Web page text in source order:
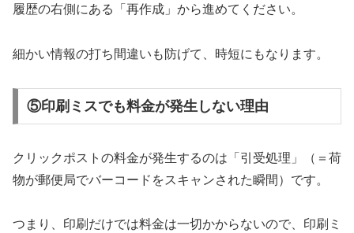
履歴の右側にある「再作成」から進めてください。
細かい情報の打ち間違いも防げて、時短にもなります。
⑤印刷ミスでも料金が発生しない理由
クリックポストの料金が発生するのは「引受処理」（＝荷
物が郵便局でバーコードをスキャンされた瞬間）です。
つまり、印刷だけでは料金は一切かからないので、印刷ミ